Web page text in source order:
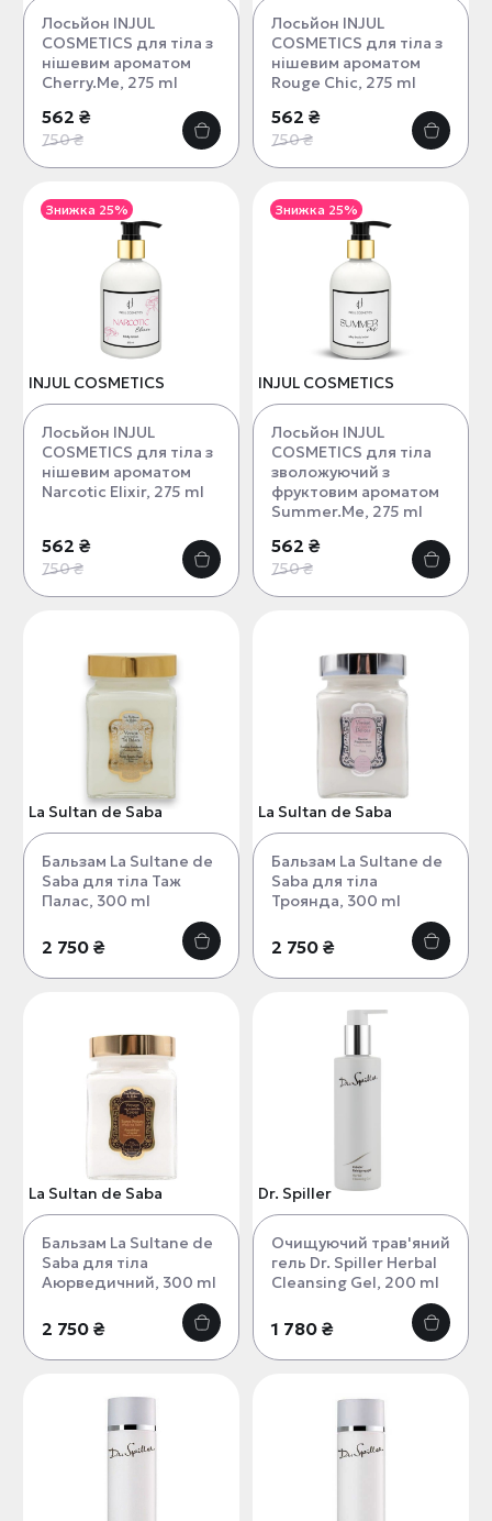
Лосьйон INJUL
COSMETICS для тіла з
нішевим ароматом
Cherry.Me, 275 ml
562 ₴
750 ₴
Лосьйон INJUL
COSMETICS для тіла з
нішевим ароматом
Rouge Chic, 275 ml
562 ₴
750 ₴
Знижка 25%
INJUL COSMETICS
Лосьйон INJUL
COSMETICS для тіла з
нішевим ароматом
Narcotic Elixir, 275 ml
562 ₴
750 ₴
Знижка 25%
INJUL COSMETICS
Лосьйон INJUL
COSMETICS для тіла
зволожуючий з
фруктовим ароматом
Summer.Me, 275 ml
562 ₴
750 ₴
La Sultan de Saba
Бальзам La Sultane de
Saba для тіла Таж
Палас, 300 ml
2 750 ₴
La Sultan de Saba
Бальзам La Sultane de
Saba для тіла
Троянда, 300 ml
2 750 ₴
La Sultan de Saba
Бальзам La Sultane de
Saba для тіла
Аюрведичний, 300 ml
2 750 ₴
Dr. Spiller
Очищуючий трав'яний
гель Dr. Spiller Herbal
Cleansing Gel, 200 ml
1 780 ₴